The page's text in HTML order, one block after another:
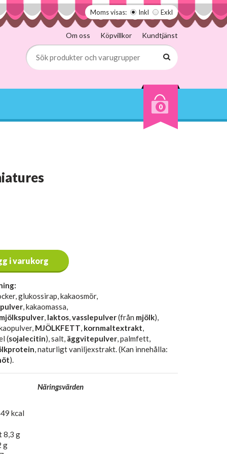
Moms visas: Inkl Exkl
Om oss Köpvillkor Kundtjänst
0
i varukorg
glukossirap, kakaosmör,
, kakaomassa,
, laktos,vasslepulver(från mjölk),
MJÖLKFETT, kornmaltextrakt,
(sojalecitin), salt, äggvitepulver, palmfett,
, naturligt vaniljexstrakt. (Kan innehålla:
).
Näringsvärden
kcal
8,3 g
g